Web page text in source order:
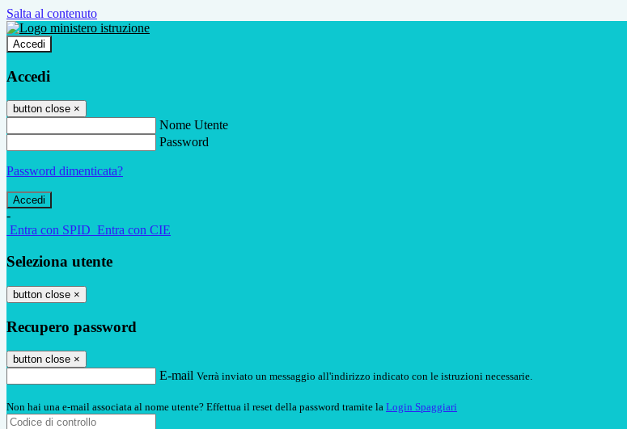
Salta al contenuto
Accedi
Accedi
button close ×
Nome Utente
Password
Password dimenticata?
-
Entra con SPID Entra con CIE
Seleziona utente
button close ×
Recupero password
button close ×
E-mail Verrà inviato un messaggio all'indirizzo indicato con le istruzioni necessarie.
Non hai una e-mail associata al nome utente? Effettua il reset della password tramite la Login Spaggiari